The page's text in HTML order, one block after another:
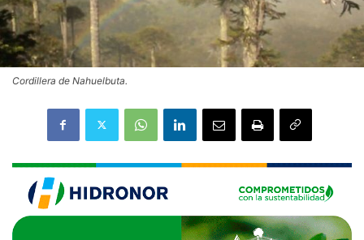
Cordillera de Nahuelbuta.